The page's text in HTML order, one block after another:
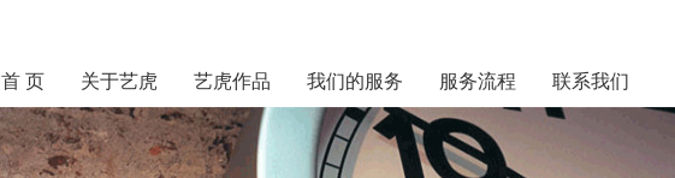
首 页 关于艺虎 艺虎作品 我们的服务 服务流程 联系我们